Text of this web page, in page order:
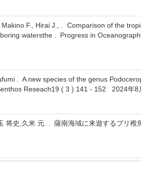
F., Hirai J., . Comparison of the
watersthe . Progress in
. A new species of the genus
Reseach19 ( 3 ) 141 - 152 2024年8
将史,久米 元. . 薩南海域に来遊するブリ